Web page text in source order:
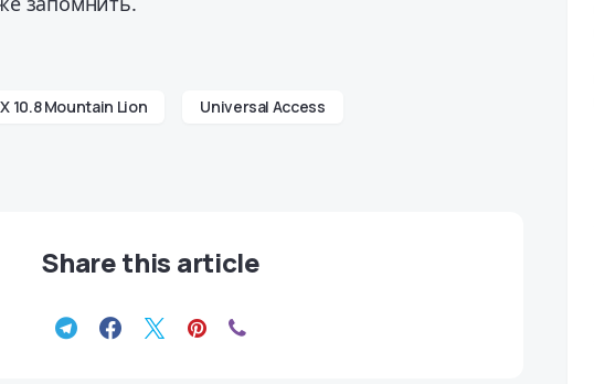
10.8 Mountain Lion Universal Access
Share this article